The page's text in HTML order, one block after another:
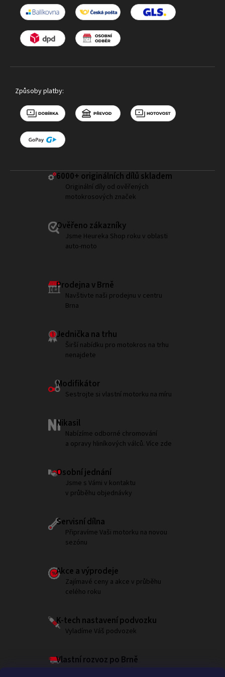
Způsoby platby:
6000+ ​originálních dílů skladem
Originální díly od ověřených
motokrosových značek
Ověřeno zákazníky
Jsme Heureka Shop roku v oblasti
auto-moto
Prodejna v Brně
Navštivte naši prodejnu v centru
Brna
Jednička na trhu
Širší nabídku pro motokros na trhu
nenajdete
Modifikátor
Sestrojte si vlastní motorku na míru
Nikasil
Nabízíme odborné chromování
a opravy hliníkových válců. Více zde
Osobní jednání
Jsme s Vámi v kontaktu
v průběhu objednávky
Servisní dílna
Připravíme Vaši motorku na novou
sezónu
Akce a výprodeje
Zajímavé ceny a akce v průběhu
celého roku
K-tech nastavení podvozku
Vyladíme Váš podvozek
Vlastní rozvoz po Brně
Garantujeme doručení do 180 minut